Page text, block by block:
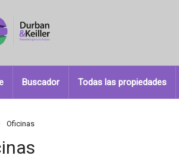
Buscador Todas las propiedades
Oficinas